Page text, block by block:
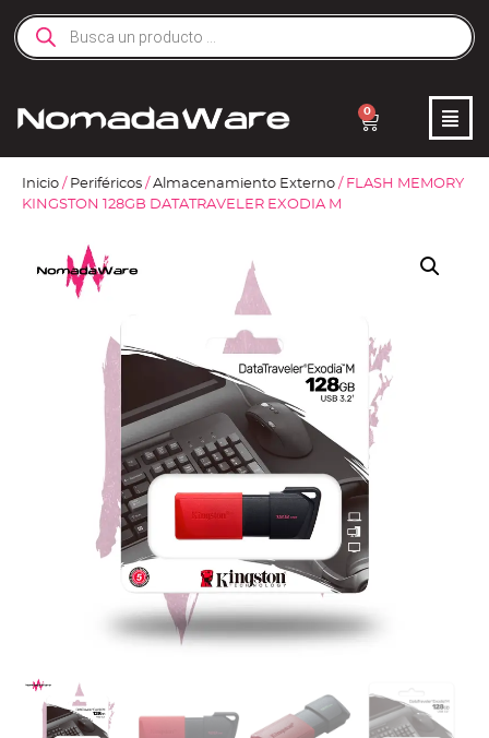
0
Inicio / Periféricos / Almacenamiento Externo / FLASH MEMORY
KINGSTON 128GB DATATRAVELER EXODIA M